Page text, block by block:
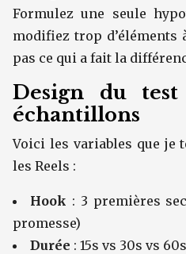
Formulez une seule
modifiez trop d’éléments
pas ce qui a fait la
Design du
échantillons
Voici les variables que je
les Reels :
Hook : 3 premières
promesse)
Durée : 15s vs 30s vs 60s